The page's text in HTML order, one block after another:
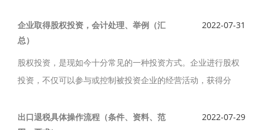
已预缴的税款如何申报？
企业取得股权投资，会计处理、举例（汇
总）
2022-07-31
股权投资，是现如今十分常见的一种投资方式。企业进行股权
投资，不仅可以参与或控制被投资企业的经营活动，获得分
会计处理、举例（汇总）如下。
出口退税具体操作流程（条件、资料、范
2022-07-29